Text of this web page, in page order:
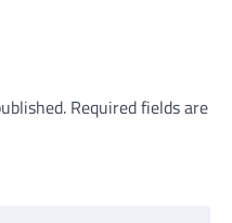
Required fields are